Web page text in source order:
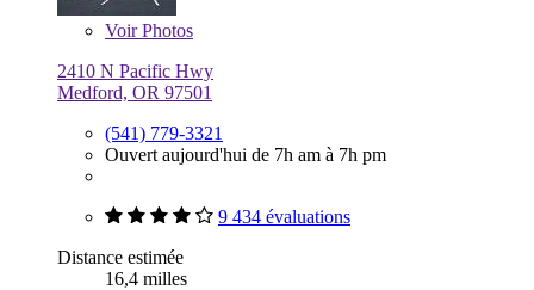
VoirPhotos
2410 N Pacific Hwy
Medford, OR 97501
(541) 779-3321
Ouvert aujourd'hui de 7h am à 7h pm
9 434 évaluations
Distance estimée
16,4 milles